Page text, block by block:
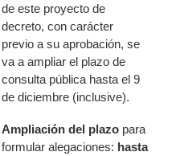
de este proyecto de
decreto, con carácter
previo a su aprobación, se
va a ampliar el plazo de
consulta pública hasta el 9
de diciembre (inclusive).
Ampliación del plazo para
formular alegaciones: hasta